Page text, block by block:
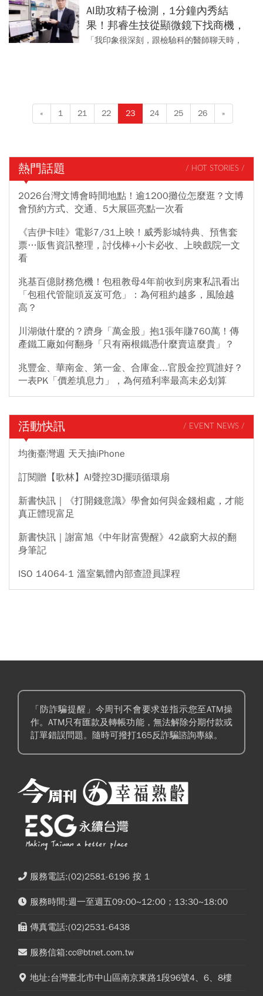
間。
AI助攻精子檢測，1分鐘內秀結
果！邦睿生技從顯微鏡下找商機，
檢測設備獲FDA認證...全球53個國
「我印象很深刻，跟檢驗科的醫師聊天時，
« 1 21 22 23 24 25 26 »
熱門話題 / HOT STORIES /
2026台灣文博會時間地點！逾1200攤位怎麼逛？文博
會預約方式、交通、5大展區亮點一次看
《吉伊卡哇》電影7/31上映！威秀影城特典、預售套
票…販售資訊整理，討伐棒+小卡必收、上映戲院一文
看
兆基百億財務危機！包租教母4年前收到房東私訊看出
「包租代管龍頭岌岌可危」：為何租約越多，風險越
高？
川湖做什麼的？躋身「萬金股」抱1張年賺760萬！傳
產鐵工廠如何翻身「只有兩根鐵憑什麼賣這麼貴」？
兆豐金、華南金、第一金、合庫金...官股金控買誰好？
一表PK「價差填息力」，為何殖利率最高未必划算
活動快訊 / EVENT NEWS /
均衡臺灣週 天天抽iPhone
訂閱贈【歌林】AI聲控3D擺頭循環扇
新書快訊｜《打開錢意識》學會如何與金錢相處，才能
真正體現富足
新書快訊｜謝富旭《中年財富覺醒》42歲窮大叔的翻
身筆記
ISO 14064-1 溫室氣體內部查證員課程
「防詐騙提醒」今周刊不會要求並指示您至ATM操
作。ATM只有匯款及轉帳功能，無法解除分期付款或
訂單錯誤問題。隨時可撥打165反詐騙諮詢專線。
服務電話:(02)2581-6196 按 1
服務時間:週一至週五09:00~12:00；13:30~18:00
傳真電話:(02)2531-6438
服務信箱:cc@btnet.com.tw
地址:台灣臺北市中山區南京東路1段96號4、6、8樓